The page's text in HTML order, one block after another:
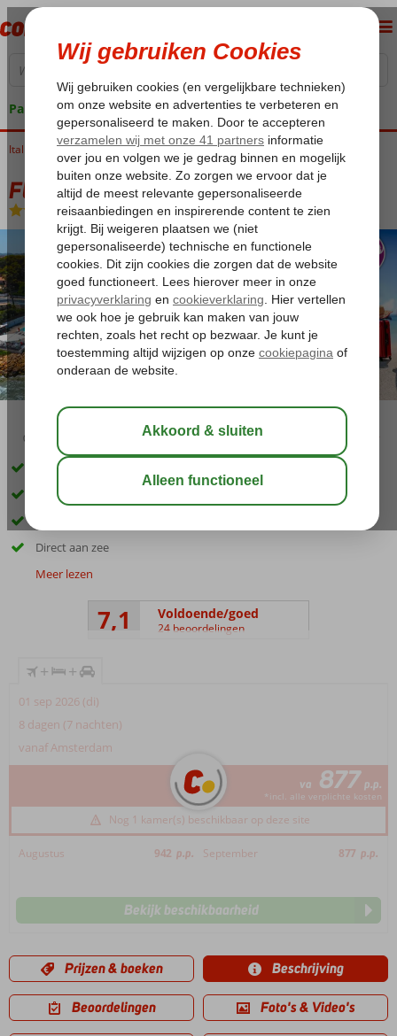
Pakketgarantie
Italië Sicilië Lido di Noto Fly & Go President Sea Palace
Fly & Go President Sea Palace
All Inclusive- Hotel
03:00 aug 26°C
Inclusief huurauto
Prachtig uitzicht over zee
Direct aan zee
Meer lezen
7,1 Voldoende/goed
24 beoordelingen
+ +
01 sep 2026 (di)
8 dagen (7 nachten)
vanaf Amsterdam
va 877 p.p.
*incl. alle verplichte kosten
Nog 1 kamer(s) beschikbaar op deze site
Augustus 942 p.p. September 877 p.p.
Bekijk beschikbaarheid
Prijzen & boeken Beschrijving
Beoordelingen Foto's & Video's